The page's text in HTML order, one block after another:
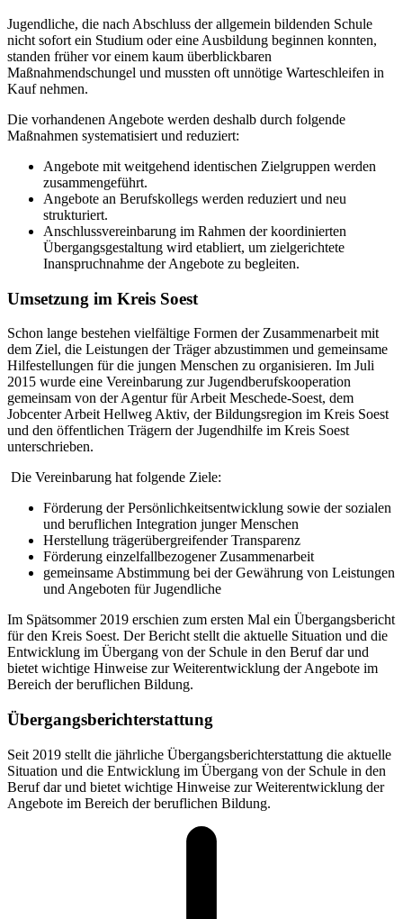
Jugendliche, die nach Abschluss der allgemein bildenden Schule
nicht sofort ein Studium oder eine Ausbildung beginnen konnten,
standen früher vor einem kaum überblickbaren
Maßnahmendschungel und mussten oft unnötige Warteschleifen in
Kauf nehmen.
Die vorhandenen Angebote werden deshalb durch folgende
Maßnahmen systematisiert und reduziert:
Angebote mit weitgehend identischen Zielgruppen werden
zusammengeführt.
Angebote an Berufskollegs werden reduziert und neu
strukturiert.
Anschlussvereinbarung im Rahmen der koordinierten
Übergangsgestaltung wird etabliert, um zielgerichtete
Inanspruchnahme der Angebote zu begleiten.
Umsetzung im Kreis Soest
Schon lange bestehen vielfältige Formen der Zusammenarbeit mit
dem Ziel, die Leistungen der Träger abzustimmen und gemeinsame
Hilfestellungen für die jungen Menschen zu organisieren. Im Juli
2015 wurde eine Vereinbarung zur Jugendberufskooperation
gemeinsam von der Agentur für Arbeit Meschede-Soest, dem
Jobcenter Arbeit Hellweg Aktiv, der Bildungsregion im Kreis Soest
und den öffentlichen Trägern der Jugendhilfe im Kreis Soest
unterschrieben.
Die Vereinbarung hat folgende Ziele:
Förderung der Persönlichkeitsentwicklung sowie der sozialen
und beruflichen Integration junger Menschen
Herstellung trägerübergreifender Transparenz
Förderung einzelfallbezogener Zusammenarbeit
gemeinsame Abstimmung bei der Gewährung von Leistungen
und Angeboten für Jugendliche
Im Spätsommer 2019 erschien zum ersten Mal ein Übergangsbericht
für den Kreis Soest. Der Bericht stellt die aktuelle Situation und die
Entwicklung im Übergang von der Schule in den Beruf dar und
bietet wichtige Hinweise zur Weiterentwicklung der Angebote im
Bereich der beruflichen Bildung.
Übergangsberichterstattung
Seit 2019 stellt die jährliche Übergangsberichterstattung die aktuelle
Situation und die Entwicklung im Übergang von der Schule in den
Beruf dar und bietet wichtige Hinweise zur Weiterentwicklung der
Angebote im Bereich der beruflichen Bildung.